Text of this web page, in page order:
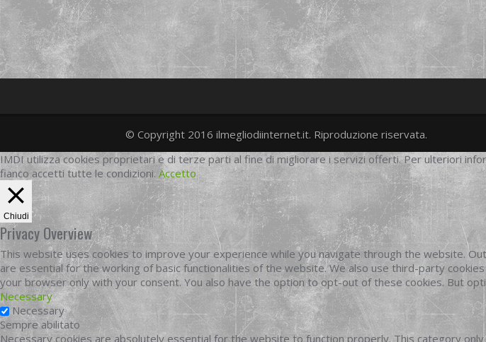
twittergoogleplus
facebook
© Copyright 2016 ilmegliodiinternet.it. Riproduzione riservata.
IMDI utilizza cookies proprietari e di terze parti al fine di migliorare i servizi offerti. Per ulteriori
fianco accetti tutte le condizioni. Accetto
Chiudi
Privacy Overview
This website uses cookies to improve your experience while you navigate through the website.
are essential for the working of basic functionalities of the website. We also use third-party
your browser only with your consent. You also have the option to opt-out of these cookies. But
Necessary
Necessary
Sempre abilitato
Necessary cookies are absolutely essential for the website to function properly. This category